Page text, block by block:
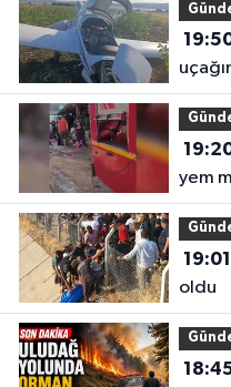
yem
19:01
oldu